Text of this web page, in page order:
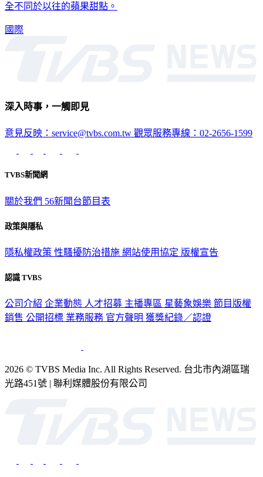
全不同於以往的蘋果甜點。
國際
深入時事，一觸即見
意見反映：service@tvbs.com.tw 觀眾服務專線：02-2656-1599
TVBS新聞網
關於我們 56新聞台節目表
政策與隱私
隱私權政策 性騷擾防治措施 網站使用協定 版權宣告
認識 TVBS
公司介紹 企業動態 人才招募 主播專區 星藝象娛樂 節目版權
銷售 公開招標 業務服務 官方聲明 獲獎紀錄／認證
2026 © TVBS Media Inc. All Rights Reserved. 台北市內湖區瑞
光路451號 | 聯利媒體股份有限公司